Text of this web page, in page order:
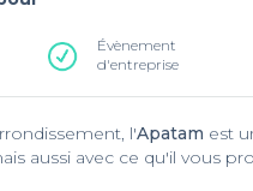
Évènement
d'entreprise
l'Apatam est
aussi avec ce qu'il vous